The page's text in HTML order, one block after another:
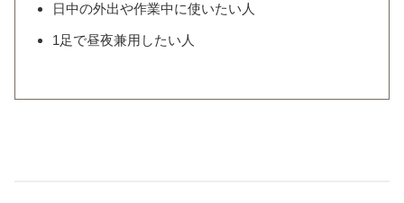
日中の外出や作業中に使いたい人
1足で昼夜兼用したい人